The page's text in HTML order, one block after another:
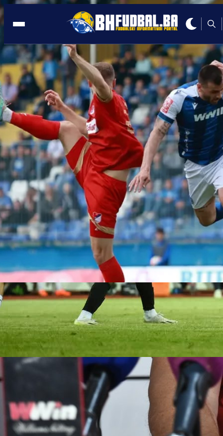
TUZLA
08:24, 23.11.2022
Azmir Husić: Jedini izlaz i spas za
Slobodu zove se Azmir Husić!
Autor:
Redakcija
08:24, 23.11.2022